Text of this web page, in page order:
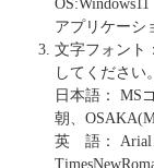
OS:Windows11
アプリケーシ
文字フォント
してください。
日本語： MS
朝、
英 語： Arial